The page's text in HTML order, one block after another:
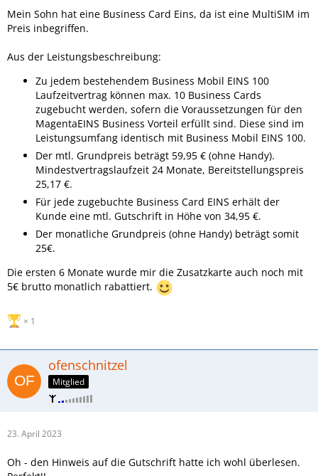
Mein Sohn hat eine Business Card Eins, da ist eine MultiSIM im
Preis inbegriffen.
Aus der Leistungsbeschreibung:
Zu jedem bestehendem Business Mobil EINS 100
Laufzeitvertrag können max. 10 Business Cards
zugebucht werden, sofern die Voraussetzungen für den
MagentaEINS Business Vorteil erfüllt sind. Diese sind im
Leistungsumfang identisch mit Business Mobil EINS 100.
Der mtl. Grundpreis beträgt 59,95 € (ohne Handy).
Mindestvertragslaufzeit 24 Monate, Bereitstellungspreis
25,17 €.
Für jede zugebuchte Business Card EINS erhält der
Kunde eine mtl. Gutschrift in Höhe von 34,95 €.
Der monatliche Grundpreis (ohne Handy) beträgt somit
25€.
Die ersten 6 Monate wurde mir die Zusatzkarte auch noch mit
5€ brutto monatlich rabattiert.
1
ofenschnitzel
Mitglied
23. April 2023
Oh - den Hinweis auf die Gutschrift hatte ich wohl überlesen.